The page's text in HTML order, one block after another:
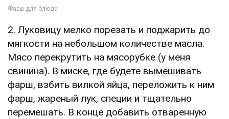
2. Луковицу мелко порезать и поджарить до
мягкости на небольшом количестве масла.
Мясо перекрутить на мясорубке (у меня
свинина). В миске, где будете вымешивать
фарш, взбить вилкой яйца, переложить к ним
фарш, жареный лук, специи и тщательно
перемешать. В конце добавить отваренную